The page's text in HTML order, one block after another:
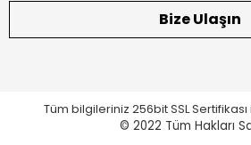
Bize Ulaşın
Tüm bilgileriniz 256bit SSL
© 2022 Tüm Hakları